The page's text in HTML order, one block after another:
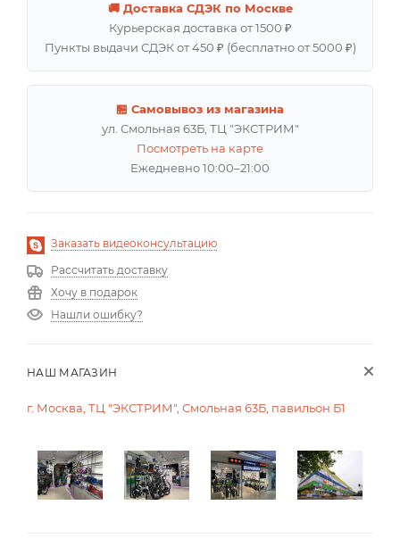
🚚 Доставка СДЭК по Москве
Курьерская доставка от 1500 ₽
Пункты выдачи СДЭК от 450 ₽ (бесплатно от 5000 ₽)
🏪 Самовывоз из магазина
ул. Смольная 63Б, ТЦ "ЭКСТРИМ"
Посмотреть на карте
Ежедневно 10:00–21:00
Заказать видеоконсультацию
Рассчитать доставку
Хочу в подарок
Нашли ошибку?
НАШ МАГАЗИН
г. Москва, ТЦ "ЭКСТРИМ", Смольная 63Б, павильон Б1